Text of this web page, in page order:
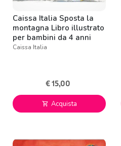
Caissa Italia Sposta la
montagna Libro illustrato
per bambini da 4 anni
Caissa Italia
€ 15,00
shopping_cart Acquista